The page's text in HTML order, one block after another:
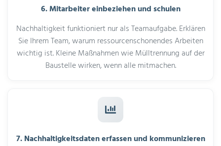
6. Mitarbeiter einbeziehen und schulen
Nachhaltigkeit funktioniert nur als Teamaufgabe. Erklären
Sie Ihrem Team, warum ressourcenschonendes Arbeiten
wichtig ist. Kleine Maßnahmen wie Mülltrennung auf der
Baustelle wirken, wenn alle mitmachen.
7. Nachhaltigkeitsdaten erfassen und kommunizieren